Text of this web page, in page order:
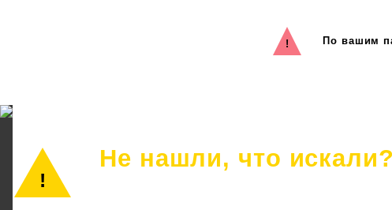
По вашим
Не нашли, что искали?